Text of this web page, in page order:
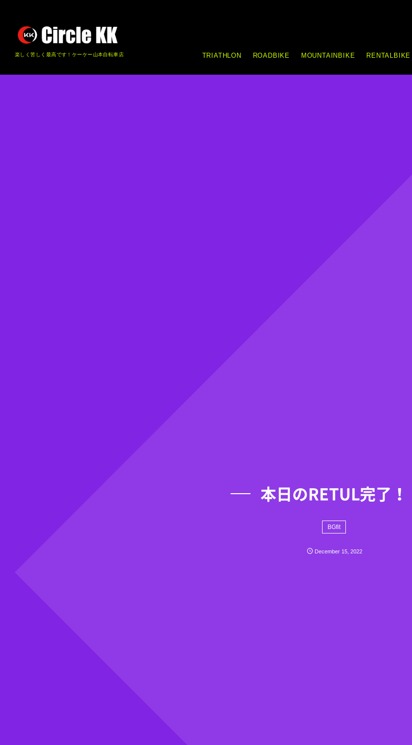
楽しく苦しく最高です！ケーケー山本自転車店 TRIATHLON ROADBIKE MOUNTAINBIKE RENTALBIKE
本日のRETUL完了！
BGfit
December 15 ,2022